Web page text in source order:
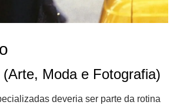
Moda e Fotografia)
deveria ser parte da rotina